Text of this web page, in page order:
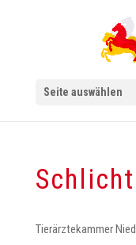
Seite auswählen
Tierärztekammer